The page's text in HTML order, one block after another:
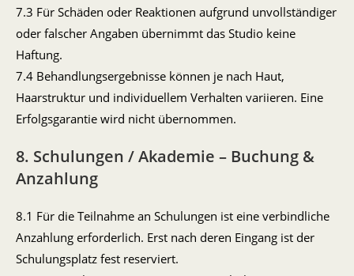
7.3 Für Schäden oder Reaktionen aufgrund unvollständiger
oder falscher Angaben übernimmt das Studio keine
Haftung.
7.4 Behandlungsergebnisse können je nach Haut,
Haarstruktur und individuellem Verhalten variieren. Eine
Erfolgsgarantie wird nicht übernommen.
8. Schulungen / Akademie – Buchung &
Anzahlung
8.1 Für die Teilnahme an Schulungen ist eine verbindliche
Anzahlung erforderlich. Erst nach deren Eingang ist der
Schulungsplatz fest reserviert.